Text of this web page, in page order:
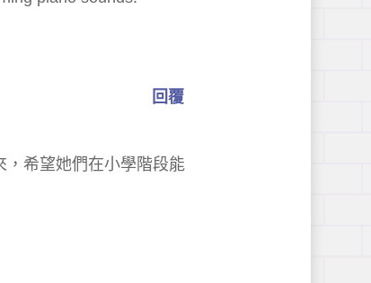
，希望她們在小學階段能
回覆